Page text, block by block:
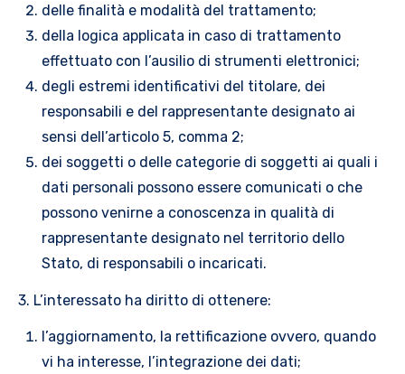
delle finalità e modalità del trattamento;
della logica applicata in caso di trattamento
effettuato con l’ausilio di strumenti elettronici;
degli estremi identificativi del titolare, dei
responsabili e del rappresentante designato ai
sensi dell’articolo 5, comma 2;
dei soggetti o delle categorie di soggetti ai quali i
dati personali possono essere comunicati o che
possono venirne a conoscenza in qualità di
rappresentante designato nel territorio dello
Stato, di responsabili o incaricati.
3. L’interessato ha diritto di ottenere:
l’aggiornamento, la rettificazione ovvero, quando
vi ha interesse, l’integrazione dei dati;